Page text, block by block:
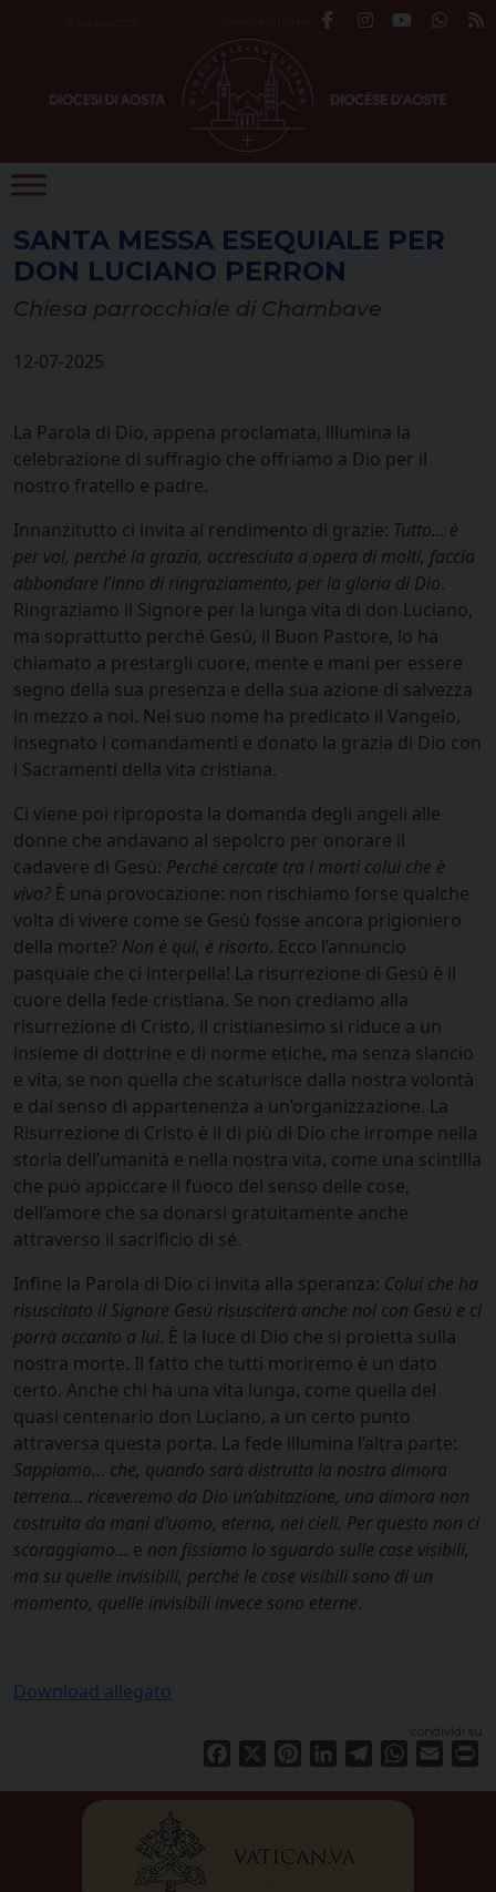
SANTA MESSA ESEQUIALE PER
DON LUCIANO PERRON
Chiesa parrocchiale di Chambave
12-07-2025
La Parola di Dio, appena proclamata, illumina la
celebrazione di suffragio che offriamo a Dio per il
nostro fratello e padre.
Innanzitutto ci invita al rendimento di grazie: Tutto… è
per voi, perché la grazia, accresciuta a opera di molti, faccia
abbondare l’inno di ringraziamento, per la gloria di Dio.
Ringraziamo il Signore per la lunga vita di don Luciano,
ma soprattutto perché Gesù, il Buon Pastore, lo ha
chiamato a prestargli cuore, mente e mani per essere
segno della sua presenza e della sua azione di salvezza
in mezzo a noi. Nel suo nome ha predicato il Vangelo,
insegnato i comandamenti e donato la grazia di Dio con
i Sacramenti della vita cristiana.
Ci viene poi riproposta la domanda degli angeli alle
donne che andavano al sepolcro per onorare il
cadavere di Gesù: Perché cercate tra i morti colui che è
vivo? È una provocazione: non rischiamo forse qualche
volta di vivere come se Gesù fosse ancora prigioniero
della morte? Non è qui, è risorto. Ecco l’annuncio
pasquale che ci interpella! La risurrezione di Gesù è il
cuore della fede cristiana. Se non crediamo alla
risurrezione di Cristo, il cristianesimo si riduce a un
insieme di dottrine e di norme etiche, ma senza slancio
e vita, se non quella che scaturisce dalla nostra volontà
e dal senso di appartenenza a un’organizzazione. La
Risurrezione di Cristo è il di più di Dio che irrompe nella
storia dell’umanità e nella nostra vita, come una scintilla
che può appiccare il fuoco del senso delle cose,
dell’amore che sa donarsi gratuitamente anche
attraverso il sacrificio di sé.
Infine la Parola di Dio ci invita alla speranza: Colui che ha
risuscitato il Signore Gesù risusciterà anche noi con Gesù e ci
porrà accanto a lui. È la luce di Dio che si proietta sulla
nostra morte. Il fatto che tutti moriremo è un dato
certo. Anche chi ha una vita lunga, come quella del
quasi centenario don Luciano, a un certo punto
attraversa questa porta. La fede illumina l’altra parte:
Sappiamo… che, quando sarà distrutta la nostra dimora
terrena… riceveremo da Dio un’abitazione, una dimora non
costruita da mani d’uomo, eterna, nei cieli. Per questo non ci
scoraggiamo… e non fissiamo lo sguardo sulle cose visibili,
ma su quelle invisibili, perché le cose visibili sono di un
momento, quelle invisibili invece sono eterne.
Download allegato
condividi su
Facebook PinterestLinkedInTelegramWhatsApp
Email